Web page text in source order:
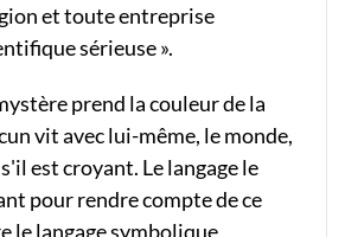
et toute entreprise
sérieuse ».
prend la couleur de la
vit avec lui-même, le monde,
est croyant. Le langage le
pour rendre compte de ce
le langage symbolique,